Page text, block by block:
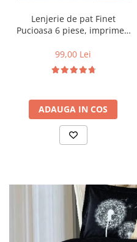
Lenjerie de pat Finet
Pucioasa 6 piese, imprimeu
alb și auriu-R619
99,00 Lei
ADAUGA IN COS